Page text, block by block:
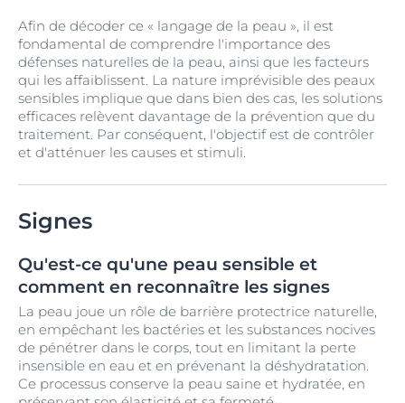
Afin de décoder ce « langage de la peau », il est
fondamental de comprendre l'importance des
défenses naturelles de la peau, ainsi que les facteurs
qui les affaiblissent. La nature imprévisible des peaux
sensibles implique que dans bien des cas, les solutions
efficaces relèvent davantage de la prévention que du
traitement. Par conséquent, l'objectif est de contrôler
et d'atténuer les causes et stimuli.
Signes
Qu'est-ce qu'une peau sensible et
comment en reconnaître les signes
La peau joue un rôle de barrière protectrice naturelle,
en empêchant les bactéries et les substances nocives
de pénétrer dans le corps, tout en limitant la perte
insensible en eau et en prévenant la déshydratation.
Ce processus conserve la peau saine et hydratée, en